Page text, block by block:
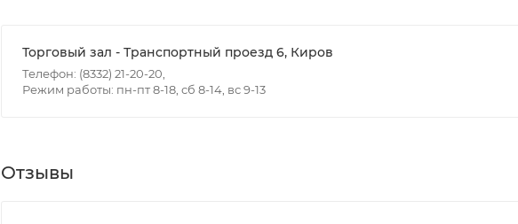
- количества торговых точек для погрузки товаров.
Границы доставки в черте города на выезд (перекрестки улиц):
• Производственная - Потребкооперации
Торговый зал - Транспортный проезд 6, Киров
Телефон: (8332) 21-20-20,
Режим работы: пн-пт 8-18, сб 8-14, вс 9-13
Отзывы